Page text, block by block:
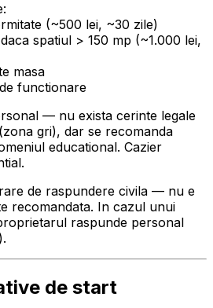
(~500 lei, ~30 zile)
spatiul > 150 mp (~1.000 lei,
masa
functionare
— nu exista cerinte legale
gri), dar se recomanda
educational. Cazier
de raspundere civila — nu e
recomandata. In cazul unui
raspunde personal
de start